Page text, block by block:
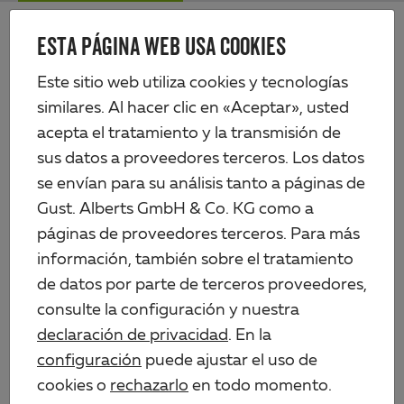
ESTA PÁGINA WEB USA COOKIES
Este sitio web utiliza cookies y tecnologías
similares. Al hacer clic en «Aceptar», usted
acepta el tratamiento y la transmisión de
sus datos a proveedores terceros. Los datos
se envían para su análisis tanto a páginas de
Gust. Alberts GmbH & Co. KG como a
páginas de proveedores terceros. Para más
información, también sobre el tratamiento
de datos por parte de terceros proveedores,
consulte la configuración y nuestra
declaración de privacidad. En la
configuración puede ajustar el uso de
cookies o rechazarlo en todo momento.
Skip
content
Alberts
Productos
Tecnología de vallas
Paneles de rejilla de varilla doble y puertas
Poste cuadrado incl. lengüeta de sujeción, distancia entre perforaciones